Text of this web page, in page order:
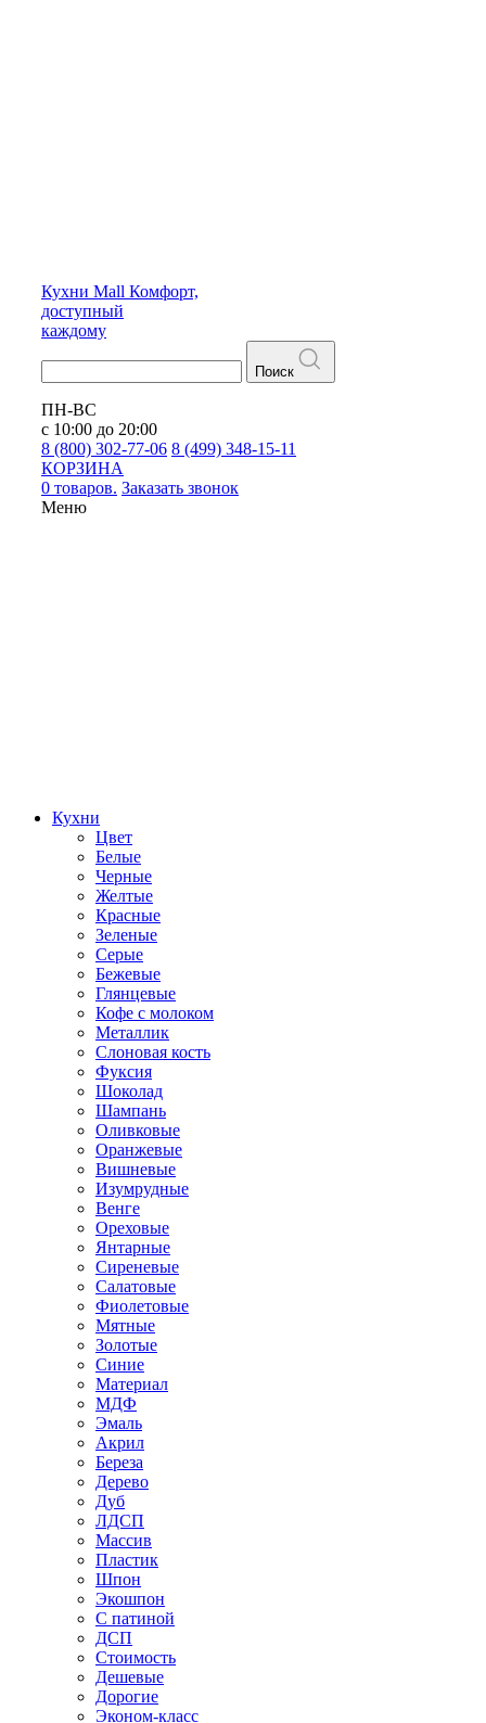
Кухни Mall Комфорт,
доступный
каждому
Поиск
ПН-ВС
с 10:00 до 20:00
8 (800) 302-77-06 8 (499) 348-15-11
КОРЗИНА
0 товаров. Заказать звонок
Меню
Кухни
Цвет
Белые
Черные
Желтые
Красные
Зеленые
Серые
Бежевые
Глянцевые
Кофе с молоком
Металлик
Слоновая кость
Фуксия
Шоколад
Шампань
Оливковые
Оранжевые
Вишневые
Изумрудные
Венге
Ореховые
Янтарные
Сиреневые
Салатовые
Фиолетовые
Мятные
Золотые
Синие
Материал
МДФ
Эмаль
Акрил
Береза
Дерево
Дуб
ЛДСП
Массив
Пластик
Шпон
Экошпон
С патиной
ДСП
Стоимость
Дешевые
Дорогие
Эконом-класс